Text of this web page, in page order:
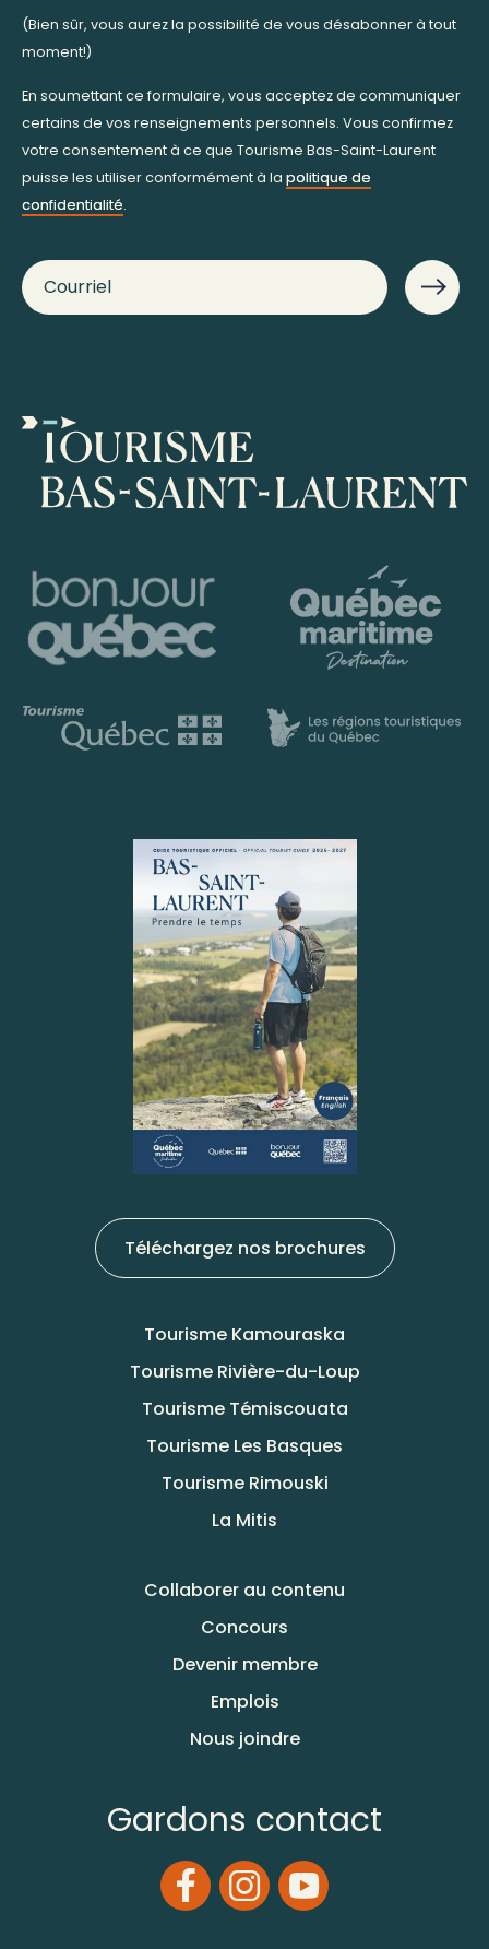
(Bien sûr, vous aurez la possibilité de vous désabonner à tout
moment!)
En soumettant ce formulaire, vous acceptez de communiquer
certains de vos renseignements personnels. Vous confirmez
votre consentement à ce que Tourisme Bas-Saint-Laurent
puisse les utiliser conformément à la politique de
confidentialité.
Téléchargez nos brochures
Tourisme Kamouraska
Tourisme Rivière-du-Loup
Tourisme Témiscouata
Tourisme Les Basques
Tourisme Rimouski
La Mitis
Collaborer au contenu
Concours
Devenir membre
Emplois
Nous joindre
Gardons contact